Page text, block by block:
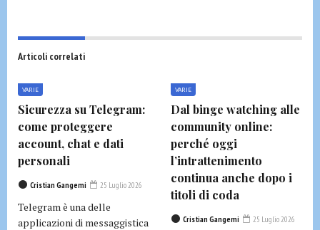
Articoli correlati
VARIE
Sicurezza su Telegram:
come proteggere
account, chat e dati
personali
Cristian Gangemi 25 Luglio 2026
Telegram è una delle
applicazioni di messaggistica
VARIE
Dal binge watching alle
community online:
perché oggi
l’intrattenimento
continua anche dopo i
titoli di coda
Cristian Gangemi 25 Luglio 2026